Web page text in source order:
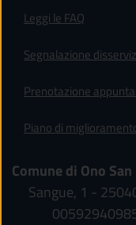
Leggi le FAQ
Segnalazione
Prenotazione
Piano di
Comune di Ono
Sangue, 1 -